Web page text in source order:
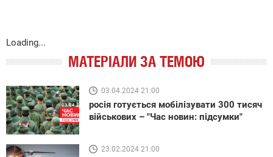
Loading...
МАТЕРІАЛИ ЗА ТЕМОЮ
03.04.2024 21:00
росія готується мобілізувати 300 тисяч
військових – "Час новин: підсумки"
23.02.2024 21:00